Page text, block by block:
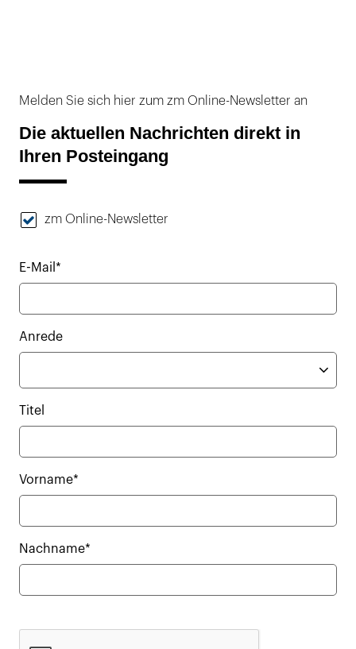
Melden Sie sich hier zum zm Online-Newsletter an
Die aktuellen Nachrichten direkt in
Ihren Posteingang
zm Online-Newsletter
E-Mail*
Anrede
Titel
Vorname*
Nachname*